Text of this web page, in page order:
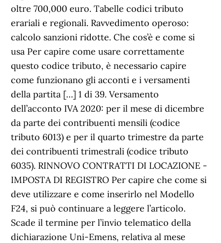
oltre 700,000 euro. Tabelle codici tributo
erariali e regionali. Ravvedimento operoso:
calcolo sanzioni ridotte. Che cos’è e come si
usa Per capire come usare correttamente
questo codice tributo, è necessario capire
come funzionano gli acconti e i versamenti
della partita […] 1 di 39. Versamento
dell’acconto IVA 2020: per il mese di dicembre
da parte dei contribuenti mensili (codice
tributo 6013) e per il quarto trimestre da parte
dei contribuenti trimestrali (codice tributo
6035). RINNOVO CONTRATTI DI LOCAZIONE -
IMPOSTA DI REGISTRO Per capire che come si
deve utilizzare e come inserirlo nel Modello
F24, si può continuare a leggere l’articolo.
Scade il termine per l’invio telematico della
dichiarazione Uni-Emens, relativa al mese